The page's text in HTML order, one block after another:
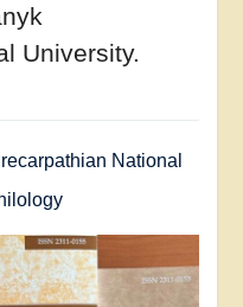
University.
National